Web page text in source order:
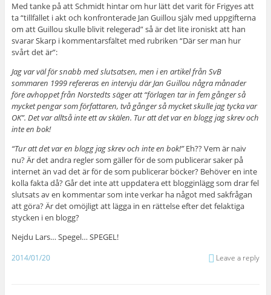
Med tanke på att Schmidt hintar om hur lätt det varit för Frigyes att
ta “tillfället i akt och konfronterade Jan Guillou själv med uppgifterna
om att Guillou skulle blivit relegerad” så är det lite ironiskt att han
svarar Skarp i kommentarsfältet med rubriken “Där ser man hur
svårt det är”:
Jag var väl för snabb med slutsatsen, men i en artikel från SvB
sommaren 1999 refereras en intervju där Jan Guillou några månader
före avhoppet från Norstedts säger att “förlagen tar in fem gånger så
mycket pengar som författaren, två gånger så mycket skulle jag tycka var
OK”. Det var alltså inte ett av skälen. Tur att det var en blogg jag skrev och
inte en bok!
“Tur att det var en blogg jag skrev och inte en bok!”Eh?? Vem är naiv
nu? Är det andra regler som gäller för de som publicerar saker på
internet än vad det är för de som publicerar böcker? Behöver en inte
kolla fakta då? Går det inte att uppdatera ett blogginlägg som drar fel
slutsats av en kommentar som inte verkar ha något med sakfrågan
att göra? Är det omöjligt att lägga in en rättelse efter det felaktiga
stycken i en blogg?
Nejdu Lars… Spegel… SPEGEL!
2014/01/20 Leave a reply